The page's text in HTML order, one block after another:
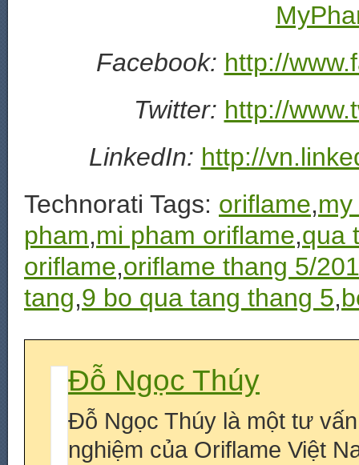
Facebook: http://
Twitter: http://
LinkedIn: http://
Technorati Tags: oriflame,
pham,mi pham oriflame,qua
oriflame,oriflame thang 5/
tang,9 bo qua tang thang 5,
Đỗ Ngọc Thúy
Đỗ Ngọc Thúy là một tư
nghiệm của Oriflame Việt